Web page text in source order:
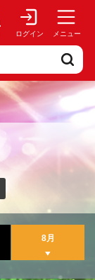
ログイン メニュー
8月